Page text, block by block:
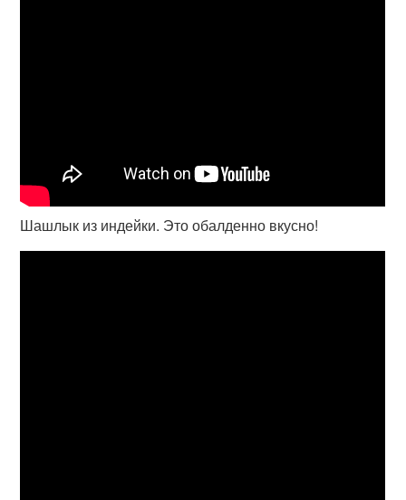
Шашлык из индейки. Это обалденно вкусно!